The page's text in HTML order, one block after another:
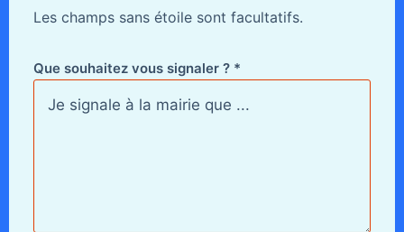
Les champs sans étoile sont facultatifs.
Que souhaitez vous signaler ? *